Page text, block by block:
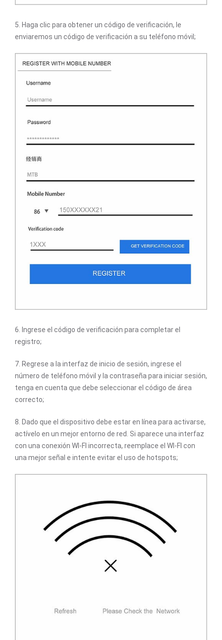
5. Haga clic para obtener un código de verificación, le
enviaremos un código de verificación a su teléfono móvil;
6. Ingrese el código de verificación para completar el
registro;
7. Regrese a la interfaz de inicio de sesión, ingrese el
número de teléfono móvil y la contraseña para iniciar sesión,
tenga en cuenta que debe seleccionar el código de área
correcto;
8. Dado que el dispositivo debe estar en línea para activarse,
actívelo en un mejor entorno de red. Si aparece una interfaz
con una conexión WI-FI incorrecta, reemplace el WI-FI con
una mejor señal e intente evitar el uso de hotspots;